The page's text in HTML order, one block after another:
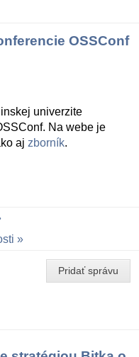
OSSConf
univerzite
Na webe je
aj zborník.
Pridať správu